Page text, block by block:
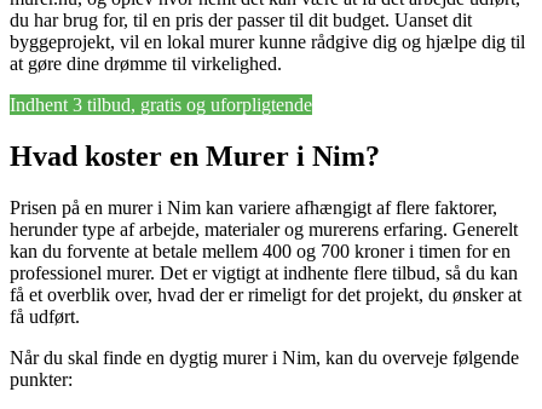
du har brug for, til en pris der passer til dit budget. Uanset dit
byggeprojekt, vil en lokal murer kunne rådgive dig og hjælpe dig til
at gøre dine drømme til virkelighed.
Indhent 3 tilbud, gratis og uforpligtende
Hvad koster en Murer i Nim?
Prisen på en murer i Nim kan variere afhængigt af flere faktorer,
herunder type af arbejde, materialer og murerens erfaring. Generelt
kan du forvente at betale mellem 400 og 700 kroner i timen for en
professionel murer. Det er vigtigt at indhente flere tilbud, så du kan
få et overblik over, hvad der er rimeligt for det projekt, du ønsker at
få udført.
Når du skal finde en dygtig murer i Nim, kan du overveje følgende
punkter: